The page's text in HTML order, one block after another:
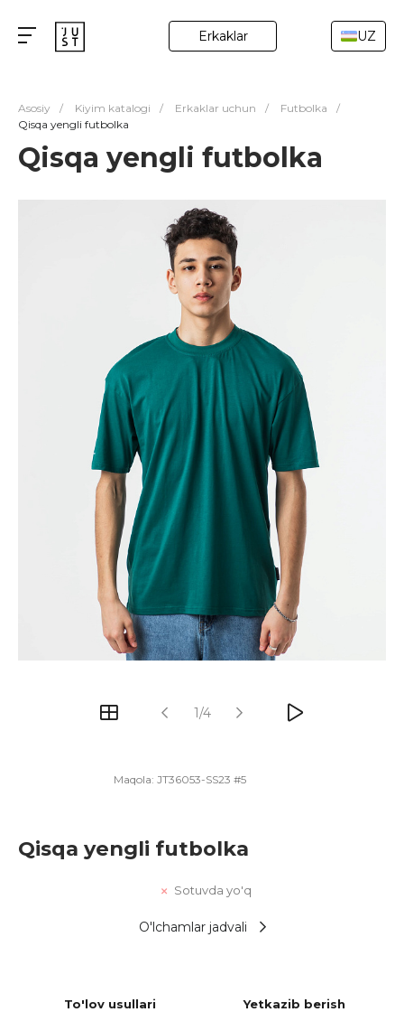
Erkaklar UZ
Asosiy / Kiyim katalogi / Erkaklar uchun / Futbolka
/
Qisqa yengli futbolka
Qisqa yengli futbolka
1/4
Maqola: JT36053-SS23 #5
Qisqa yengli futbolka
Sotuvda yo'q
O'lchamlar jadvali
To'lov usullari Yetkazib berish